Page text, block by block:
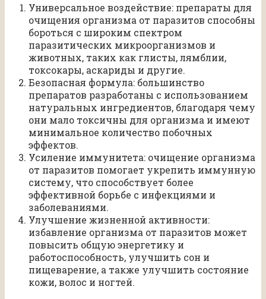
Универсальное воздействие: препараты для
очищения организма от паразитов способны
бороться с широким спектром
паразитических микроорганизмов и
животных, таких как глисты, лямблии,
токсокары, аскариды и другие.
Безопасная формула: большинство
препаратов разработаны с использованием
натуральных ингредиентов, благодаря чему
они мало токсичны для организма и имеют
минимальное количество побочных
эффектов.
Усиление иммунитета: очищение организма
от паразитов помогает укрепить иммунную
систему, что способствует более
эффективной борьбе с инфекциями и
заболеваниями.
Улучшение жизненной активности:
избавление организма от паразитов может
повысить общую энергетику и
работоспособность, улучшить сон и
пищеварение, а также улучшить состояние
кожи, волос и ногтей.